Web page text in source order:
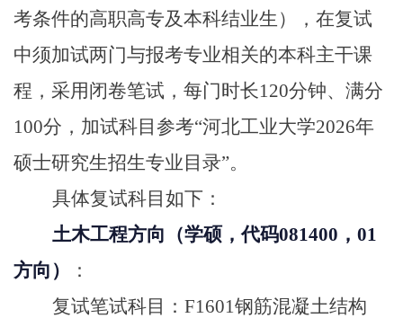
考条件的高职高专及本科结业生），在复试
中须加试两门与报考专业相关的本科主干课
程，采用闭卷笔试，每门时长120分钟、满分
100分，加试科目参考“河北工业大学2026年
硕士研究生招生专业目录”。
具体复试科目如下：
土木工程方向（学硕，代码081400，01
方向）
：
复试笔试科目：F1601钢筋混凝土结构